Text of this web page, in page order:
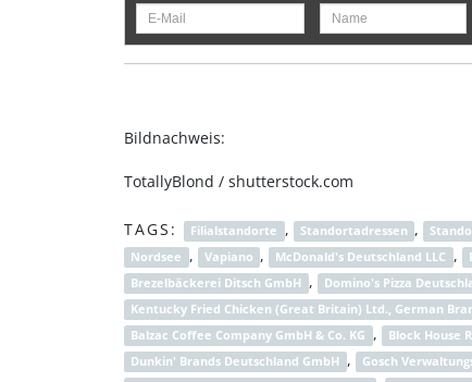
Bildnachweis:
TotallyBlond / shutterstock.com
TAGS: Filialstandorte , Standortadressen ,
Nordsee , Vapiano , McDonald's Deutschland LLC ,
Brezelbäckerei Ditsch GmbH , Domino's Pizza
Kentucky Fried Chicken (Great Britain) Ltd., German
Balzac Coffee Company GmbH & Co. KG , Block House
Dunkin' Brands Deutschland GmbH , Gosch